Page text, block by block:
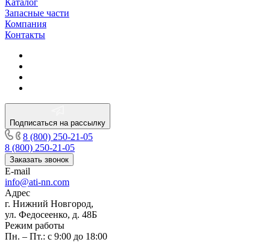
Запасные части
Компания
Контакты
Подписаться на рассылку
8 (800) 250-21-05
8 (800) 250-21-05
Заказать звонок
E-mail
info@ati-nn.com
Адрес
г. Нижний Новгород,
ул. Федосеенко, д. 48Б
Режим работы
Пн. – Пт.: с 9:00 до 18:00